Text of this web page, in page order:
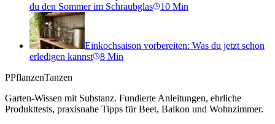
du den Sommer im Schraubglas
10 Min
Einkochsaison vorbereiten: Was du jetzt schon
erledigen kannst
8 Min
PPflanzenTanzen
Garten-Wissen mit Substanz. Fundierte Anleitungen, ehrliche
Produkttests, praxisnahe Tipps für Beet, Balkon und Wohnzimmer.